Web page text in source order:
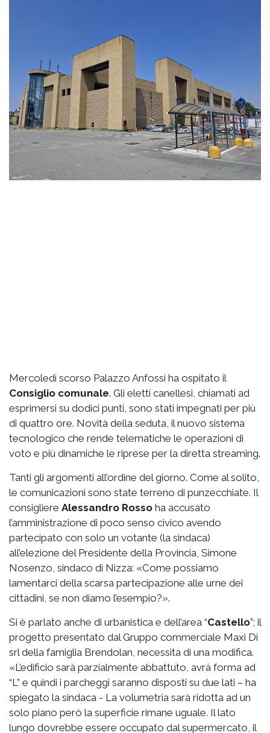
Mercoledì scorso Palazzo Anfossi ha ospitato il
Consiglio comunale. Gli eletti canellesi, chiamati ad
esprimersi su dodici punti, sono stati impegnati per più
di quattro ore. Novità della seduta, il nuovo sistema
tecnologico che rende telematiche le operazioni di
voto e più dinamiche le riprese per la diretta streaming.
Tanti gli argomenti all’ordine del giorno. Come al solito,
le comunicazioni sono state terreno di punzecchiate. Il
consigliere Alessandro Rosso ha accusato
l’amministrazione di poco senso civico avendo
partecipato con solo un votante (la sindaca)
all’elezione del Presidente della Provincia, Simone
Nosenzo, sindaco di Nizza: «Come possiamo
lamentarci della scarsa partecipazione alle urne dei
cittadini, se non diamo l’esempio?».
Si è parlato anche di urbanistica e dell’area “Castello”; il
progetto presentato dal Gruppo commerciale Maxi Di
srl della famiglia Brendolan, necessita di una modifica.
«L’edificio sarà parzialmente abbattuto, avrà forma ad
“L” e quindi i parcheggi saranno disposti su due lati – ha
spiegato la sindaca - La volumetria sarà ridotta ad un
solo piano però la superficie rimane uguale. Il lato
lungo dovrebbe essere occupato dal supermercato, il